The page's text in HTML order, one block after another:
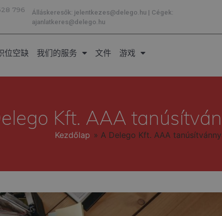
796
Álláskeresők: jelentkezes@delego.hu | Cégek:
ajanlatkeres@delego.hu
位空缺 我们的服务 文件 游戏
Kft. AAA
Kezdőlap » A Delego Kft. AAA